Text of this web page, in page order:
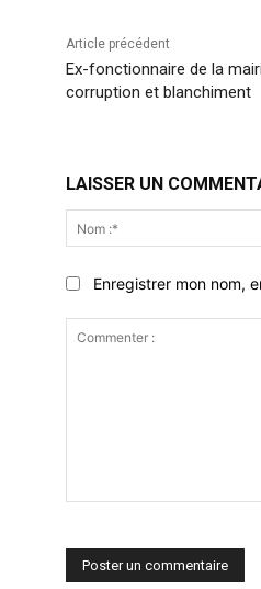
Article précédent
Ex-fonctionnaire de la
corruption et blanchiment
LAISSER UN
Enregistrer mon nom,